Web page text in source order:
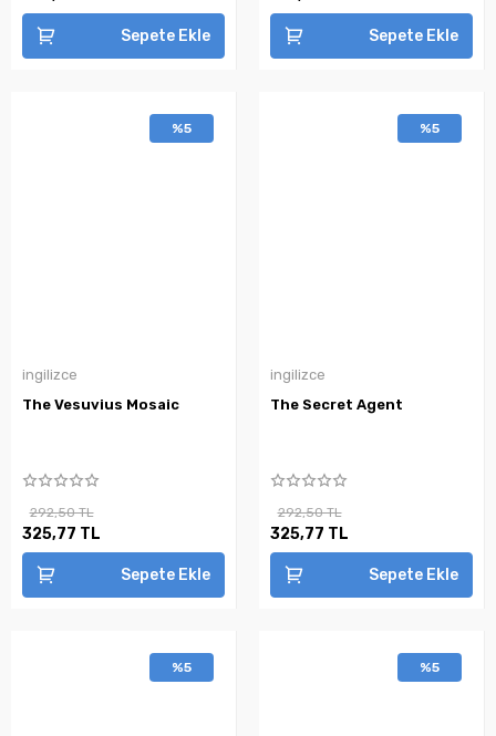
Sepete Ekle Sepete Ekle
%5
ingilizce
The Vesuvius Mosaic
292,50 TL
325,77 TL
Sepete Ekle
%5
ingilizce
The Secret Agent
292,50 TL
325,77 TL
Sepete Ekle
%5 %5